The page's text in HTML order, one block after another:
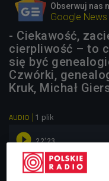
Obserwuj nas
Google News
- Ciekawość,
cierpliwość – to
się być
Czwórki,
Kruk, Michał
AUDIO 1 plik
 22'23
Jak zostać
przedstawicieli tego